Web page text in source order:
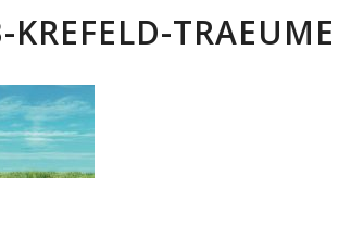
KREFELD-TRAEUME